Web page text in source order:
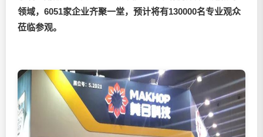
领域，6051家企业齐聚一堂，预计将有130000名专业观众
莅临参观。